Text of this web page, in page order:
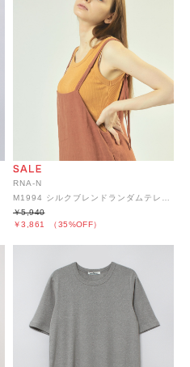
RNA-N
M1994 シルクブレンドランダムテレコタンク
￥3,861 （35%OFF）
￥5,940